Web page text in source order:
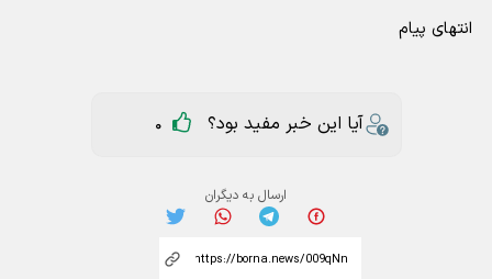
انتهای پیام
آیا این خبر مفید بود؟ 0
ارسال به دیگران